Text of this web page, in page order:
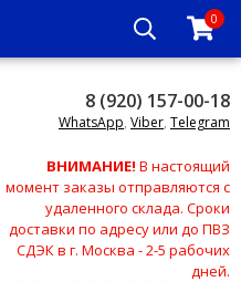
0
8 (920) 157-00-18
WhatsApp, Viber, Telegram
ВНИМАНИЕ! В настоящий
момент заказы отправляются с
удаленного склада. Сроки
доставки по адресу или до ПВЗ
СДЭК в г. Москва - 2-5 рабочих
дней.